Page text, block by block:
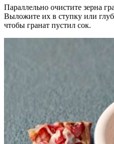
Параллельно очистите зерна
Выложите их в ступку или
чтобы гранат пустил сок.